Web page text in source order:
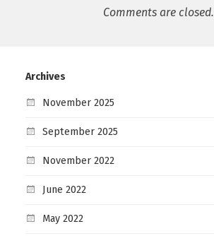
Comments are closed.
Archives
November 2025
September 2025
November 2022
June 2022
May 2022